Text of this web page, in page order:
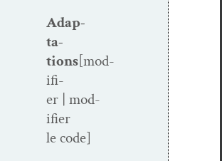
Adap­
ta­
tions[mod­
i­fi­
er | mod­
i­fi­er
le code]